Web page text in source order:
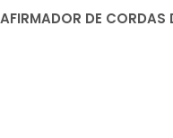
AFIRMADOR DE CORDAS